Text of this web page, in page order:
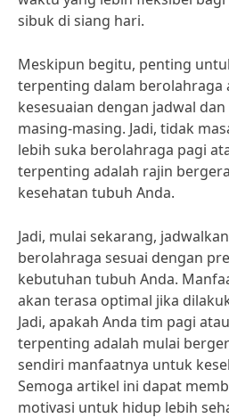
sibuk di siang hari.
Meskipun begitu, penting
terpenting dalam berolahraga
kesesuaian dengan jadwal
masing-masing. Jadi, tidak
lebih suka berolahraga pagi
terpenting adalah rajin
kesehatan tubuh Anda.
Jadi, mulai sekarang,
berolahraga sesuai dengan
kebutuhan tubuh Anda.
akan terasa optimal jika
Jadi, apakah Anda tim pagi
terpenting adalah mulai
sendiri manfaatnya untuk
Semoga artikel ini dapat
motivasi untuk hidup lebih